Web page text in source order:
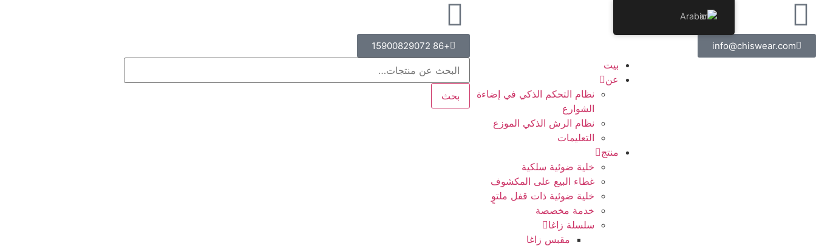
info@chiswear.com
+86 15900829072
بيت
عن
نظام التحكم الذكي في إضاءة
الشوارع
نظام الرش الذكي الموزع
التعليمات
منتج
خلية ضوئية سلكية
غطاء البيع على المكشوف
خلية ضوئية ذات قفل ملتوٍ
خدمة مخصصة
سلسلة زاغا
مقبس زاغا
بحث
Arabic